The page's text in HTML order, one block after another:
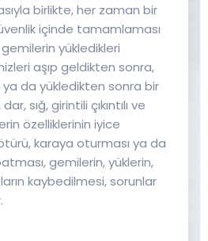
birlikte, her zaman bir
içinde tamamlaması
yükledikleri
aşıp geldikten sonra,
da yükledikten sonra bir
sığ, girintili çıkıntılı ve
özelliklerinin iyice
karaya oturması ya da
gemilerin, yüklerin,
kaybedilmesi, sorunlar